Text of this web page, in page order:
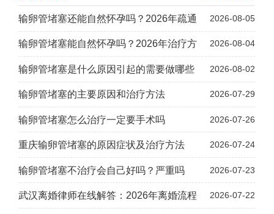
输卵管堵塞还能自然怀孕吗？2026年疏通 2026-08-05
输卵管堵塞能自然怀孕吗？2026年治疗方 2026-08-04
输卵管堵塞是什么原因引起的需要做哪些 2026-08-02
输卵管堵塞的主要原因和治疗方法 2026-07-29
输卵管堵塞怎么治疗一定要手术吗 2026-07-26
重庆输卵管堵塞的原因症状及治疗方法 2026-07-24
输卵管堵塞不治疗会自己好吗？严重吗 2026-07-23
武汉离婚律师在线解答：2026年离婚流程 2026-07-22